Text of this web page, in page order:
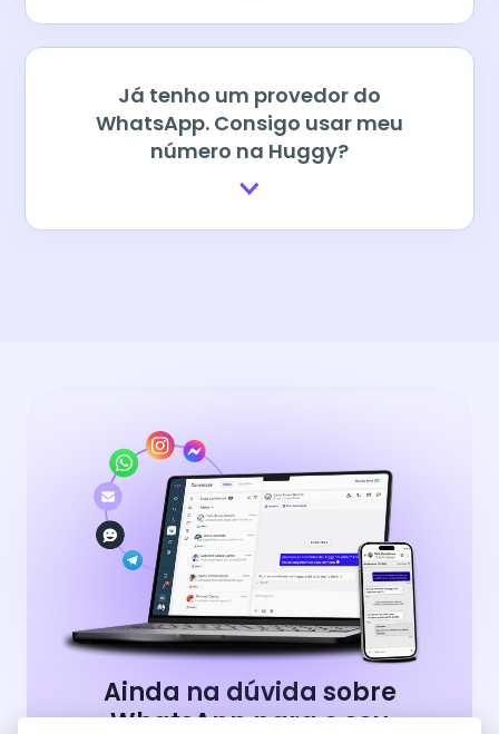
Já tenho um provedor do
WhatsApp. Consigo usar meu
número na Huggy?
Ainda na dúvida sobre
WhatsApp para o seu